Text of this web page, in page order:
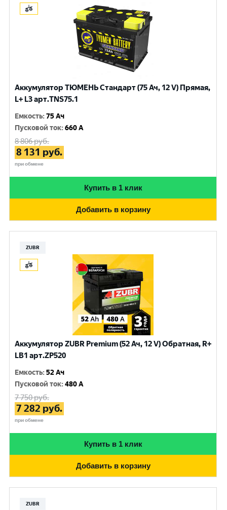
Аккумулятор ТЮМЕНЬ Стандарт (75 Ач, 12 V) Прямая,
L+ L3 арт.TNS75.1
Емкость:75 Ач
Пусковой ток:660 A
8 806руб.
8 131 руб.
при обмене
Купить в 1 клик
Добавить в корзину
ZUBR
Аккумулятор ZUBR Premium (52 Ач, 12 V) Обратная, R+
LB1 арт.ZP520
Емкость:52 Ач
Пусковой ток:480 A
7 750руб.
7 282 руб.
при обмене
Купить в 1 клик
Добавить в корзину
ZUBR